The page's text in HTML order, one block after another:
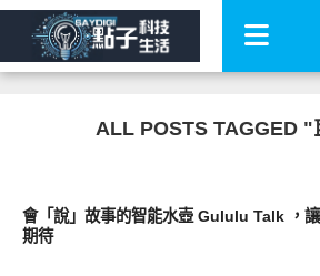
ALL POSTS TAGGED "
會「說」故事的智能水壺 Gululu Talk ，
期待